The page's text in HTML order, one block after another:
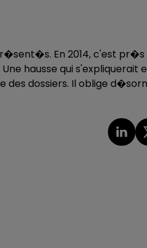
En 2014, c'est pr�s
hausse qui s'expliquerait
dossiers. Il oblige